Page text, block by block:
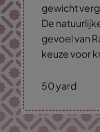
gewicht
De
gevoel van
keuze voor
50 yard